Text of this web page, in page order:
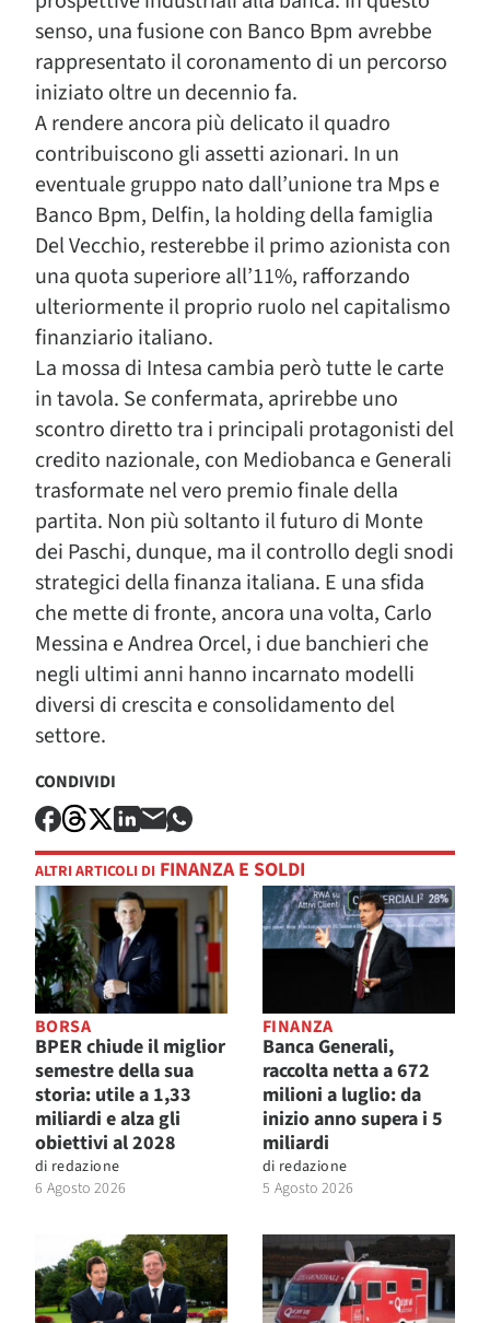
senso, una fusione con Banco Bpm avrebbe
rappresentato il coronamento di un percorso
iniziato oltre un decennio fa.
A rendere ancora più delicato il quadro
contribuiscono gli assetti azionari. In un
eventuale gruppo nato dall’unione tra Mps e
Banco Bpm, Delfin, la holding della famiglia
Del Vecchio, resterebbe il primo azionista con
una quota superiore all’11%, rafforzando
ulteriormente il proprio ruolo nel capitalismo
finanziario italiano.
La mossa di Intesa cambia però tutte le carte
in tavola. Se confermata, aprirebbe uno
scontro diretto tra i principali protagonisti del
credito nazionale, con Mediobanca e Generali
trasformate nel vero premio finale della
partita. Non più soltanto il futuro di Monte
dei Paschi, dunque, ma il controllo degli snodi
strategici della finanza italiana. E una sfida
che mette di fronte, ancora una volta, Carlo
Messina e Andrea Orcel, i due banchieri che
negli ultimi anni hanno incarnato modelli
diversi di crescita e consolidamento del
settore.
CONDIVIDI
ALTRI ARTICOLI DI FINANZA E SOLDI
BORSA
BPER chiude il miglior
semestre della sua
storia: utile a 1,33
miliardi e alza gli
obiettivi al 2028
di redazione
6 Agosto 2026
FINANZA
Banca Generali,
raccolta netta a 672
milioni a luglio: da
inizio anno supera i 5
miliardi
di redazione
5 Agosto 2026